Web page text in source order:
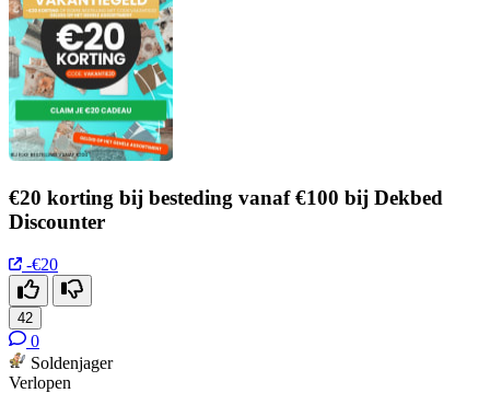
€20 korting bij besteding vanaf €100 bij Dekbed
Discounter
-€20
42
0
Soldenjager
Verlopen